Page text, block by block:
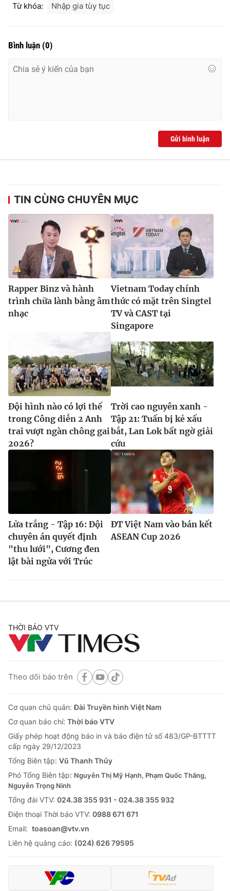
Từ khóa: Nhập gia tùy tục
Bình luận (0)
Gửi bình luận
TIN CÙNG CHUYÊN MỤC
Rapper Binz và hành
trình chữa lành bằng âm
nhạc
Vietnam Today chính
thức có mặt trên Singtel
TV và CAST tại
Singapore
Đội hình nào có lợi thế
trong Công diễn 2 Anh
trai vượt ngàn chông gai
2026?
Trời cao nguyên xanh -
Tập 21: Tuấn bị kẻ xấu
bắt, Lan Lok bất ngờ giải
cứu
Lửa trắng - Tập 16: Đội
chuyên án quyết định
"thu lưới", Cương đen
lật bài ngửa với Trúc
ĐT Việt Nam vào bán kết
ASEAN Cup 2026
THỜI BÁO VTV
Theo dõi báo trên
Cơ quan chủ quản:Đài Truyền hình Việt Nam
Cơ quan báo chí: Thời báo VTV
Giấy phép hoạt động báo in và báo điện tử số 483/GP-BTTTT
cấp ngày 29/12/2023
Tổng Biên tập: Vũ Thanh Thủy
Phó Tổng Biên tập: Nguyễn Thị Mỹ Hạnh, Phạm Quốc Thắng,
Nguyễn Trọng Ninh
Tổng đài VTV: 024.38 355 931 - 024.38 355 932
Ðiện thoại Thời báo VTV: 0988 671 671
Email: toasoan@vtv.vn
Liên hệ quảng cáo: (024) 626 79595